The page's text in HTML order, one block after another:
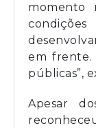
momento
em frente.
públicas”,
Apesar